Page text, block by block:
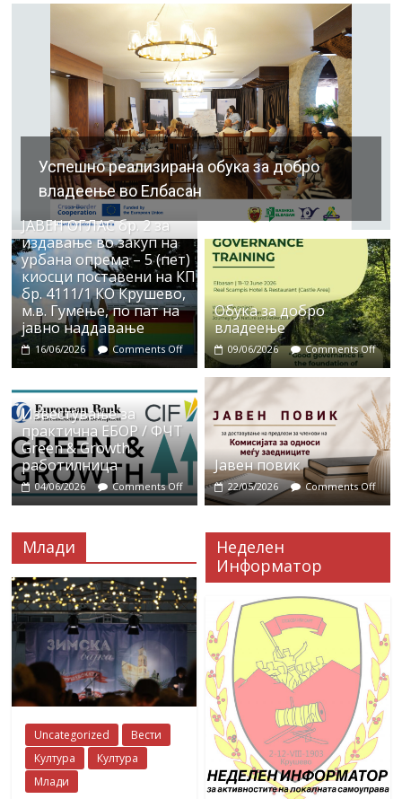
Успешно реализирана обука за добро
владеење во Елбасан
ЈАВЕН ОГЛАС бр. 2 за
издавање во закуп на
урбана опрема – 5 (пет)
киосци поставени на КП
бр. 4111/1 КО Крушево,
м.в. Гумење, по пат на
јавно наддавање
16/06/2026 Comments Off
Обука за добро
владеење
09/06/2026 Comments Off
Известување за
практична ЕБОР / ФЧТ
Green & Growth
работилница
04/06/2026 Comments Off
Јавен повик
22/05/2026 Comments Off
Млади
Uncategorized
Вести
Култура
Култура
Млади
Неделен
Информатор